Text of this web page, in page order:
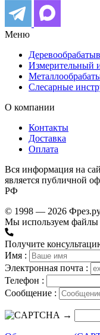
Меню
Измерительный
Слесарные
О компании
Контакты
Доставка
Оплата
Вся информация на
является публичной
РФ
© 1998 — 2026
Мы используем файлы
Получите
Имя :
Электронная почта :
Телефон :
Сообщение :
→